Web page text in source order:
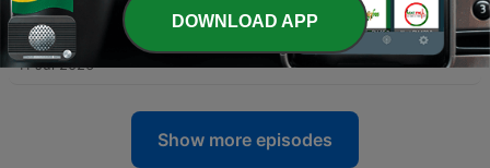
225 - #6.28 Zu Gast: Low Key Orchestra
11 Jul 2026
Show more episodes
DOWNLOAD APP